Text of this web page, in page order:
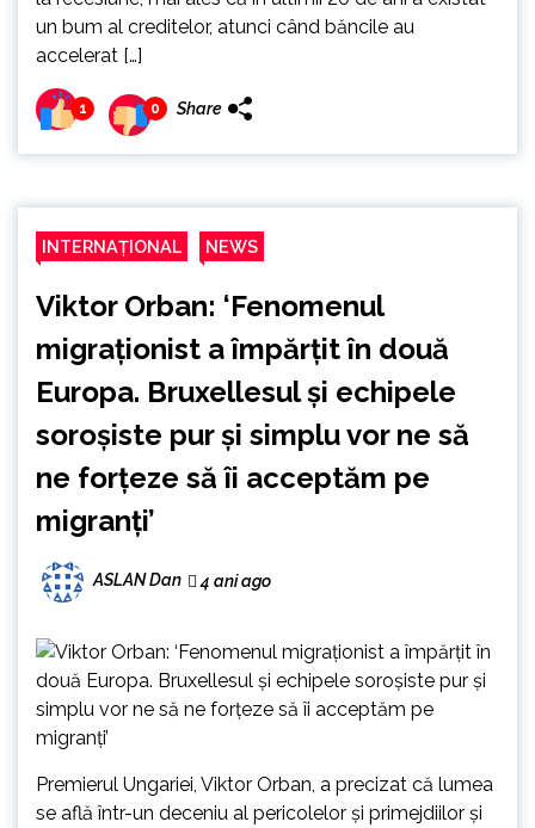
un bum al creditelor, atunci când băncile au
accelerat […]
1 0 Share
INTERNAȚIONAL NEWS
Viktor Orban: ‘Fenomenul
migraționist a împărțit în două
Europa. Bruxellesul și echipele
soroșiste pur și simplu vor ne să
ne forțeze să îi acceptăm pe
migranți’
ASLAN Dan 4 ani ago
Premierul Ungariei, Viktor Orban, a precizat că lumea
se află într-un deceniu al pericolelor şi primejdiilor şi